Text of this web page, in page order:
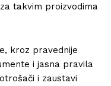
takvim proizvodima
kroz pravednije
i jasna pravila
i zaustavi